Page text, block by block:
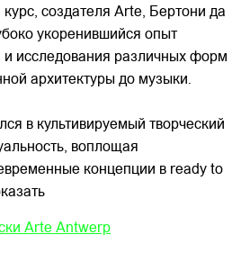
создателя Arte, Бертони да
укоренившийся опыт
и исследования различных форм
архитектуры до музыки.
в культивируемый творческий
воплощая
концепции в ready to
Arte Antwerp